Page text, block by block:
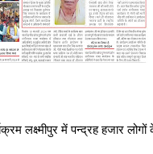
लक्ष्मीपुर में पन्द्रह हजार